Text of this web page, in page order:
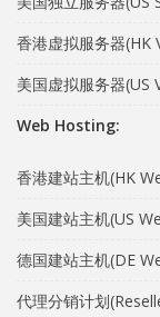
香港虚拟服务器(HK
美国虚拟服务器(US
Web Hosting:
香港建站主机(HK
美国建站主机(US
德国建站主机(DE
代理分销计划